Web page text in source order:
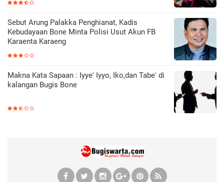
Sebut Arung Palakka Penghianat, Kadis
Kebudayaan Bone Minta Polisi Usut Akun FB
Karaenta Karaeng
Makna Kata Sapaan : Iyye' Iyyo, Iko,dan Tabe' di
kalangan Bugis Bone